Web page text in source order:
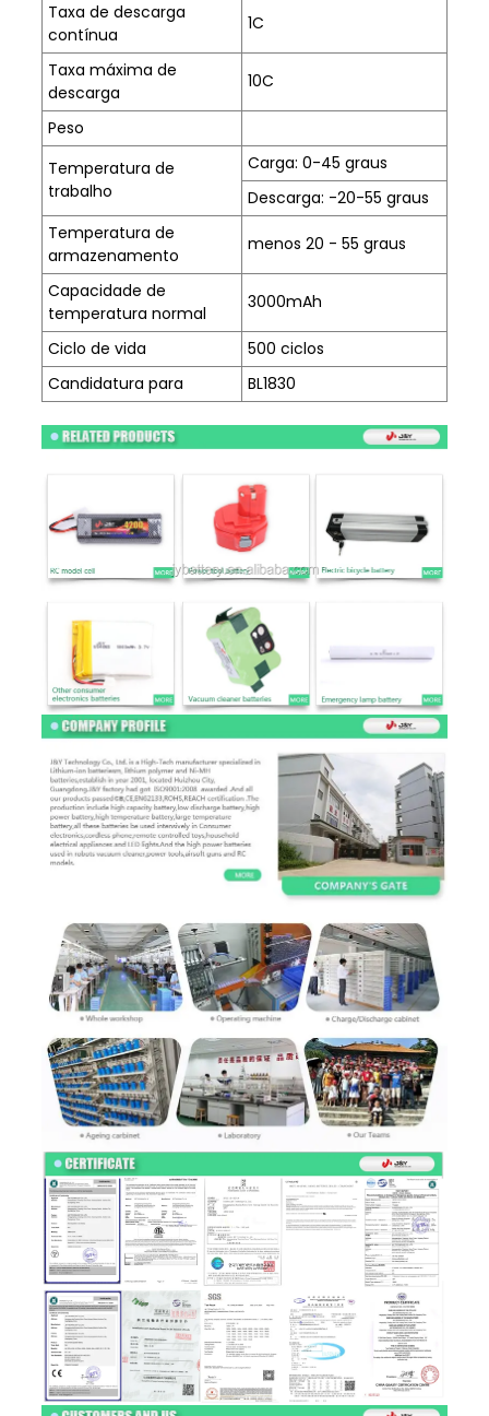
Taxa de descarga
contínua
1C
Taxa máxima de
descarga
10C
Peso
Temperatura de
trabalho
Carga: 0-45 graus
Descarga: -20-55 graus
Temperatura de
armazenamento
menos 20 - 55 graus
Capacidade de
temperatura normal
3000mAh
Ciclo de vida
500 ciclos
Candidatura para
BL1830